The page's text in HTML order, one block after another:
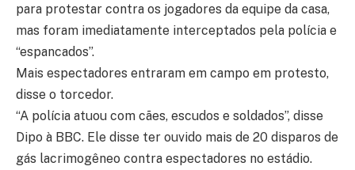
para protestar contra os jogadores da equipe da casa,
mas foram imediatamente interceptados pela polícia e
“espancados”.
Mais espectadores entraram em campo em protesto,
disse o torcedor.
“A polícia atuou com cães, escudos e soldados”, disse
Dipo à BBC. Ele disse ter ouvido mais de 20 disparos de
gás lacrimogêneo contra espectadores no estádio.